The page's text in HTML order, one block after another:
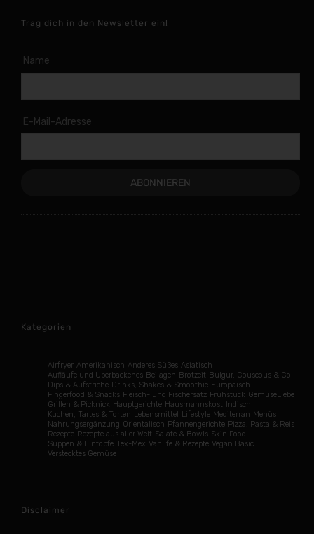
Trag dich in den Newsletter ein!
Name
E-Mail-Adresse
Kategorien
Airfryer Amerikanisch Anderes Süßes Asiatisch
Aufläufe und Überbackenes Beilagen Brotzeit Bulgur, Couscous & Co
Dips & Aufstriche Drinks, Shakes & Smoothie Europäisch
Fingerfood & Snacks Fleisch- und Fischersatz Frühstück GemüseLiebe
Grillen & Picknick Hauptgerichte Hausmannskost Indisch
Kuchen, Tartes & Torten Lebensmittel Lifestyle Mediterran Menüs
Nahrungsergänzung Orientalisch Pfannengerichte Pizza, Pasta & Reis
Rezepte Rezepte aus aller Welt Salate & Bowls Skin Food
Suppen & Eintöpfe Tex-Mex Vanlife & Rezepte Vegan Basic
Verstecktes Gemüse
Disclaimer